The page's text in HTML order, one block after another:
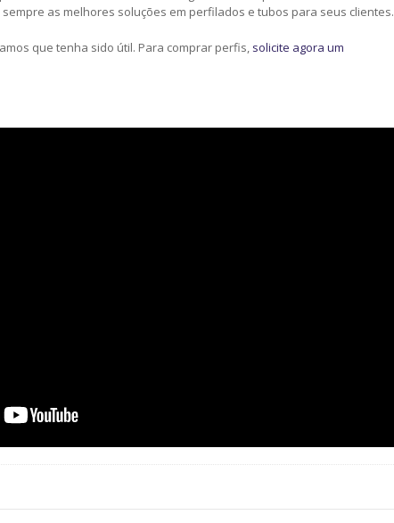
as melhores soluções em perfilados e tubos para seus clientes.
que tenha sido útil. Para comprar perfis, solicite agora um